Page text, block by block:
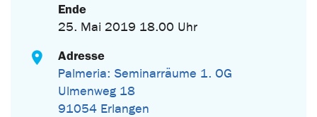
Ende
25. Mai 2019 18.00 Uhr
Adresse
Palmeria: Seminarräume 1. OG
Ulmenweg 18
91054 Erlangen